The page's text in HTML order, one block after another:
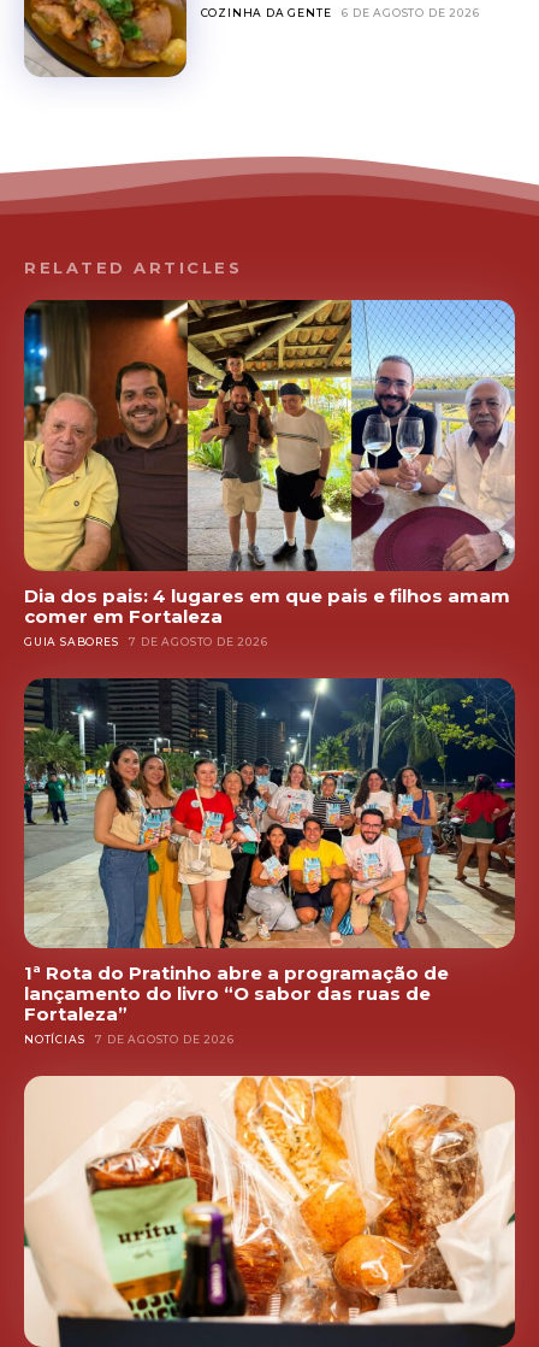
COZINHA DA GENTE 6 DE AGOSTO DE 2026
RELATED ARTICLES
Dia dos pais: 4 lugares em que pais e filhos amam
comer em Fortaleza
GUIA SABORES 7 DE AGOSTO DE 2026
1ª Rota do Pratinho abre a programação de
lançamento do livro “O sabor das ruas de
Fortaleza”
NOTÍCIAS 7 DE AGOSTO DE 2026